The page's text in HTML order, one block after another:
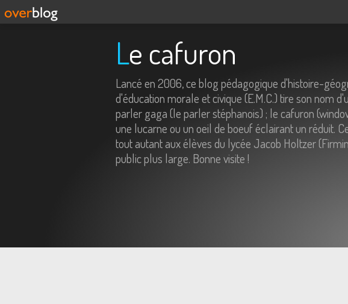
Le cafuron
Lancé en 2006, ce blog pédagogique d'histoire-
d'éducation morale et civique (E.M.C.) tire son nom
parler gaga (le parler stéphanois) ; le cafuron
une lucarne ou un oeil de boeuf éclairant un réduit.
tout autant aux élèves du lycée Jacob Holtzer
public plus large. Bonne visite !